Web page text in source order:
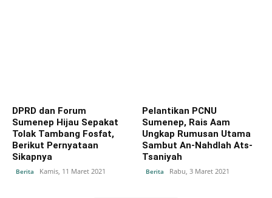
DPRD dan Forum
Sumenep Hijau Sepakat
Tolak Tambang Fosfat,
Berikut Pernyataan
Sikapnya
Berita Kamis, 11 Maret 2021
Pelantikan PCNU
Sumenep, Rais Aam
Ungkap Rumusan Utama
Sambut An-Nahdlah Ats-
Tsaniyah
Berita Rabu, 3 Maret 2021